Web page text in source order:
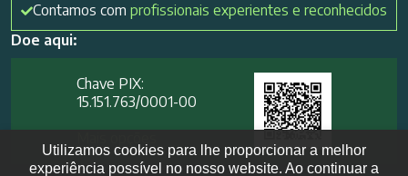
Contamos com profissionais experientes e reconhecidos
Doe aqui:
Chave PIX:
15.151.763/0001-00​
Utilizamos cookies para lhe proporcionar a melhor
experiência possível no nosso website. Ao continuar a